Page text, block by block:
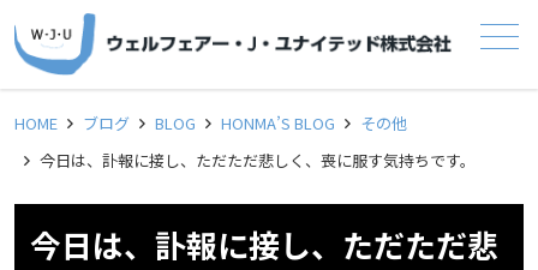
メニュー
HOME ブログ BLOG HONMA’S BLOG
その他
今日は、訃報に接し、ただただ悲しく、喪に服す気持ちです。
今日は、訃報に接し、ただただ悲